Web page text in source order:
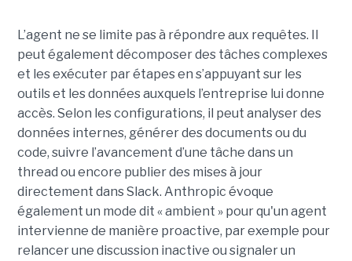
L’agent ne se limite pas à répondre aux requêtes. Il
peut également décomposer des tâches complexes
et les exécuter par étapes en s’appuyant sur les
outils et les données auxquels l’entreprise lui donne
accès. Selon les configurations, il peut analyser des
données internes, générer des documents ou du
code, suivre l’avancement d’une tâche dans un
thread ou encore publier des mises à jour
directement dans Slack. Anthropic évoque
également un mode dit « ambient » pour qu'un agent
intervienne de manière proactive, par exemple pour
relancer une discussion inactive ou signaler un